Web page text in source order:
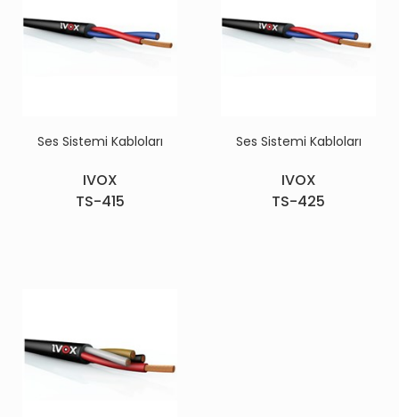
Ses Sistemi Kabloları
IVOX
TS-415
Ses Sistemi Kabloları
IVOX
TS-425